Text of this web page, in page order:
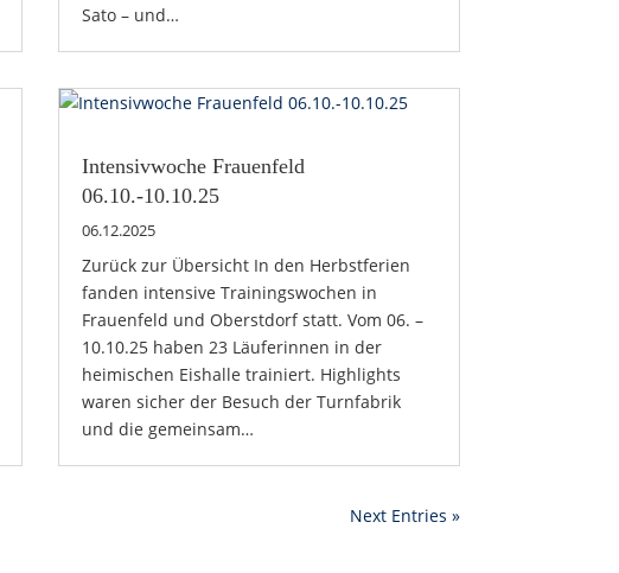
Sato – und…
Intensivwoche Frauenfeld
06.10.-10.10.25
06.12.2025
Zurück zur Übersicht In den Herbstferien
fanden intensive Trainingswochen in
Frauenfeld und Oberstdorf statt. Vom 06. –
10.10.25 haben 23 Läuferinnen in der
heimischen Eishalle trainiert. Highlights
waren sicher der Besuch der Turnfabrik
und die gemeinsam…
Next Entries »